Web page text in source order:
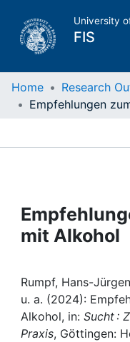
University
FIS
Home
Projects
People
Institutions
Awards
Home Research
mit Alkohol
Rumpf, Hans-
u. a. (2024):
Alkohol, in: Sucht :
Praxis, Göttingen: